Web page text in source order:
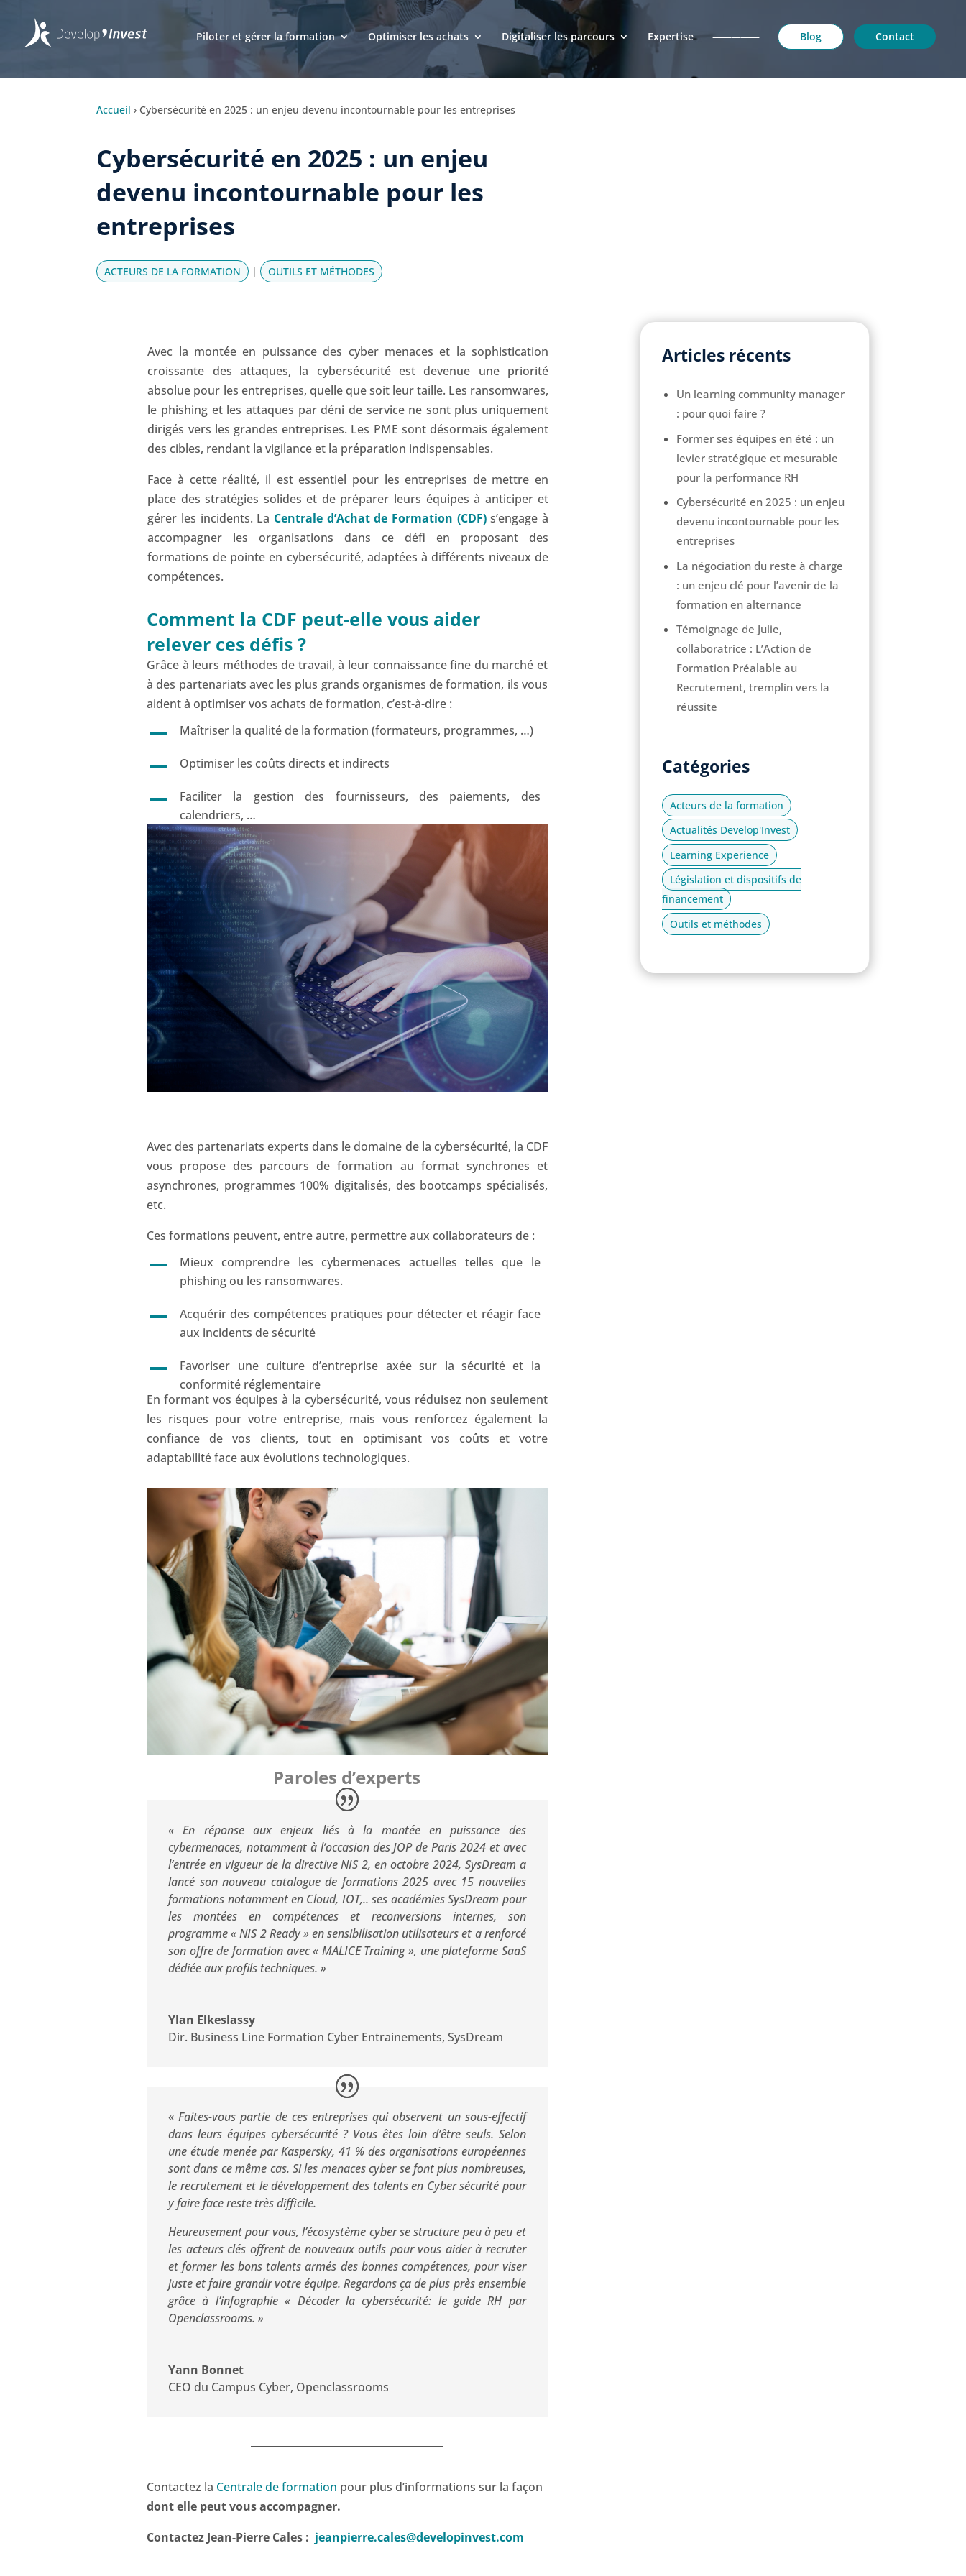
Piloter et gérer la formation Optimiser les achats Digitaliser les parcours Expertise ————— Blog Contact
Accueil › Cybersécurité en 2025 : un enjeu devenu incontournable pour les entreprises
Cybersécurité en 2025 : un enjeu
devenu incontournable pour les
entreprises
ACTEURS DE LA FORMATION | OUTILS ET MÉTHODES
Avec la montée en puissance des cyber menaces et la sophistication
croissante des attaques, la cybersécurité est devenue une priorité
absolue pour les entreprises, quelle que soit leur taille. Les ransomwares,
le phishing et les attaques par déni de service ne sont plus uniquement
dirigés vers les grandes entreprises. Les PME sont désormais également
des cibles, rendant la vigilance et la préparation indispensables.
Face à cette réalité, il est essentiel pour les entreprises de mettre en
place des stratégies solides et de préparer leurs équipes à anticiper et
gérer les incidents. La Centrale d’Achat de Formation (CDF)s’engage à
accompagner les organisations dans ce défi en proposant des
formations de pointe en cybersécurité, adaptées à différents niveaux de
compétences.
Comment la CDF peut-elle vous aider
relever ces défis ?
Grâce à leurs méthodes de travail, à leur connaissance fine du marché et
à des partenariats avec les plus grands organismes de formation, ils vous
aident à optimiser vos achats de formation, c’est-à-dire :
Maîtriser la qualité de la formation (formateurs, programmes, …)
Optimiser les coûts directs et indirects
Faciliter la gestion des fournisseurs, des paiements, des
calendriers, …
Avec des partenariats experts dans le domaine de la cybersécurité, la CDF
vous propose des parcours de formation au format synchrones et
asynchrones, programmes 100% digitalisés, des bootcamps spécialisés,
etc.
Ces formations peuvent, entre autre, permettre aux collaborateurs de :
Mieux comprendre les cybermenaces actuelles telles que le
phishing ou les ransomwares.
Acquérir des compétences pratiques pour détecter et réagir face
aux incidents de sécurité
Favoriser une culture d’entreprise axée sur la sécurité et la
conformité réglementaire
En formant vos équipes à la cybersécurité, vous réduisez non seulement
les risques pour votre entreprise, mais vous renforcez également la
confiance de vos clients, tout en optimisant vos coûts et votre
adaptabilité face aux évolutions technologiques.
Paroles d’experts
« En réponse aux enjeux liés à la montée en puissance des
cybermenaces, notamment à l’occasion des JOP de Paris 2024 et avec
l’entrée en vigueur de la directive NIS 2, en octobre 2024, SysDream a
lancé son nouveau catalogue de formations 2025 avec 15 nouvelles
formations notamment en Cloud, IOT,.. ses académies SysDream pour
les montées en compétences et reconversions internes, son
programme « NIS 2 Ready » en sensibilisation utilisateurs et a renforcé
son offre de formation avec « MALICE Training », une plateforme SaaS
dédiée aux profils techniques. »
Ylan Elkeslassy
Dir. Business Line Formation Cyber Entrainements, SysDream
«Faites-vous partie de ces entreprises qui observent un sous-effectif
dans leurs équipes cybersécurité ? Vous êtes loin d’être seuls. Selon
uneétude menée par Kaspersky, 41 % des organisations européennes
sont dans ce même cas. Si les menaces cyber se font plus nombreuses,
le recrutement et le développement des talents en Cyber sécurité pour
y faire face reste très difficile.
Heureusement pour vous, l’écosystème cyber se structure peu à peu et
les acteurs clés offrent de nouveaux outils pour vous aider à recruter
et former les bons talents armés des bonnes compétences, pour viser
juste et faire grandir votre équipe. Regardons ça de plus près ensemble
grâce à l’infographie « Décoder la cybersécurité: le guide RH par
Openclassrooms. »
Yann Bonnet
CEO du Campus Cyber, Openclassrooms
Contactez la Centrale de formation pour plus d’informations sur la façon
dont elle peut vous accompagner.
Contactez Jean-Pierre Cales : jeanpierre.cales@developinvest.com
Articles récents
Un learning community manager
: pour quoi faire ?
Former ses équipes en été : un
levier stratégique et mesurable
pour la performance RH
Cybersécurité en 2025 : un enjeu
devenu incontournable pour les
entreprises
La négociation du reste à charge
: un enjeu clé pour l’avenir de la
formation en alternance
Témoignage de Julie,
collaboratrice : L’Action de
Formation Préalable au
Recrutement, tremplin vers la
réussite
Catégories
Acteurs de la formation
Actualités Develop'Invest
Learning Experience
Législation et dispositifs de
financement
Outils et méthodes